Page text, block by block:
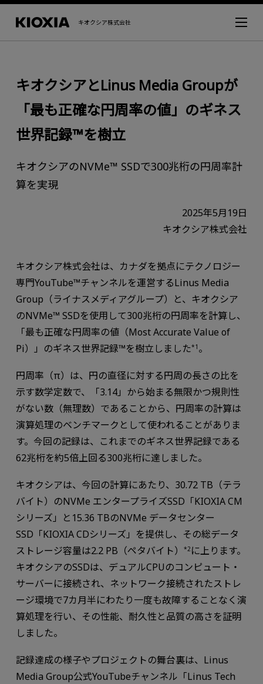
キオクシア株式会社
キオクシアとLinus Media Groupが
「最も正確な円周率の値」のギネス
世界記録™を樹立
キオクシアのNVMe™ SSDで300兆桁の円周率計
算を実現
2025年5月19日
キオクシア株式会社
キオクシア株式会社は、カナダを拠点にテクノロジー
専門YouTube™チャンネルを運営するLinus Media
Group（ライナスメディアグループ）と、キオクシア
のNVMe™ SSDを使用して300兆桁の円周率を計算し、
「最も正確な円周率の値（Most Accurate Value of
Pi）」のギネス世界記録™を樹立しました*1 。
円周率（π）は、円の直径に対する円周の長さの比を
示す数学定数で、「3.14」から始まる無限かつ規則性
がない数（無理数）であることから、円周率の計算は
演算処理のベンチマークとして使われることがありま
す。今回の記録は、これまでのギネス世界記録である
62兆桁を約5倍上回る300兆桁に達しました。
キオクシアは、今回の計算にあたり、30.72 TB（テラ
バイト）のNVMe エンタープライズSSD「KIOXIA CM
シリーズ」と15.36 TBのNVMe データセンター
SSD「KIOXIA CDシリーズ」を提供し、その総データ
ストレージ容量は2.2 PB（ペタバイト）
*2に上ります。
キオクシアのSSDは、デュアルCPUのコンピュート・
サーバーに接続され、ネットワーク接続されたストレ
ージ環境で7カ月半にわたり一度も故障することなく演
算処理を行い、その性能、耐久性と品質の高さを証明
しました。
記録達成の様子やプロジェクトの舞台裏は、Linus
Media Group公式YouTubeチャンネル「Linus Tech